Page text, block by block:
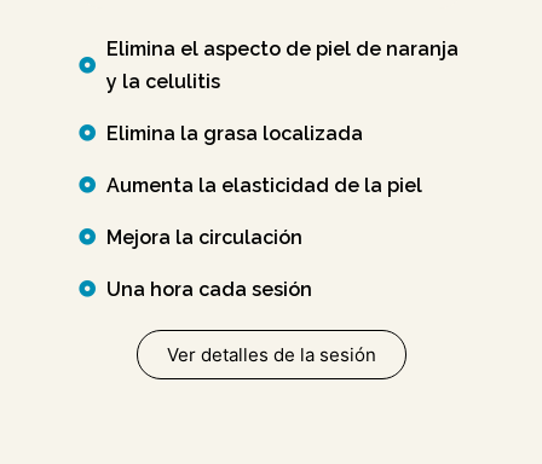
Elimina el aspecto de piel de naranja
y la celulitis
Elimina la grasa localizada
Aumenta la elasticidad de la piel
Mejora la circulación
Una hora cada sesión
Ver detalles de la sesión